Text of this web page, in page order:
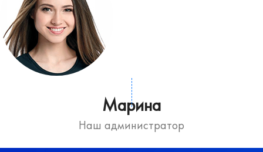
Марина
Наш администратор